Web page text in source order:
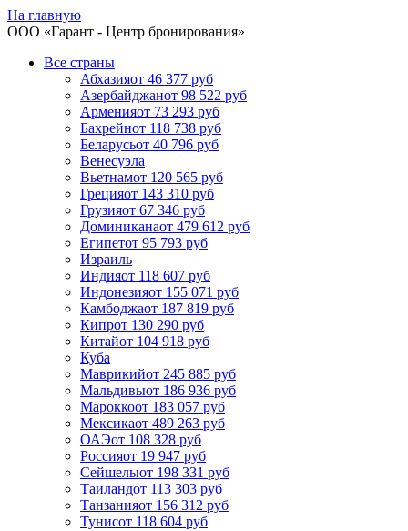
На главную
ООО «Гарант - Центр бронирования»
Все страны
Абхазияот 46 377 руб
Азербайджанот 98 522 руб
Арменияот 73 293 руб
Бахрейнот 118 738 руб
Беларусьот 40 796 руб
Венесуэла
Вьетнамот 120 565 руб
Грецияот 143 310 руб
Грузияот 67 346 руб
Доминиканаот 479 612 руб
Египетот 95 793 руб
Израиль
Индияот 118 607 руб
Индонезияот 155 071 руб
Камбоджаот 187 819 руб
Кипрот 130 290 руб
Китайот 104 918 руб
Куба
Маврикийот 245 885 руб
Мальдивыот 186 936 руб
Мароккоот 183 057 руб
Мексикаот 489 263 руб
ОАЭот 108 328 руб
Россияот 19 947 руб
Сейшелыот 198 331 руб
Таиландот 113 303 руб
Танзанияот 156 312 руб
Тунисот 118 604 руб